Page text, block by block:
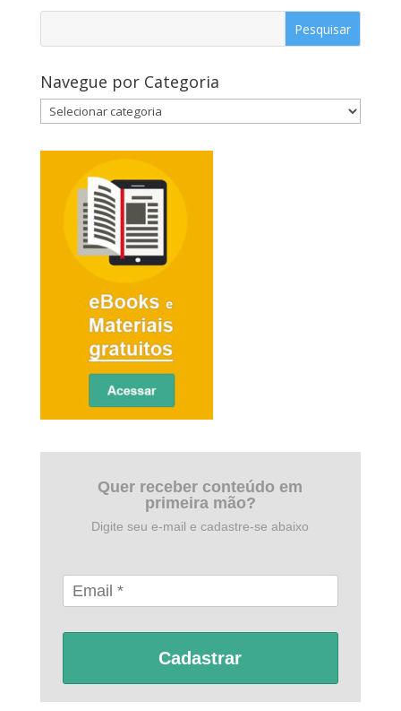
Navegue por Categoria
Quer receber conteúdo em
primeira mão?
Digite seu e-mail e cadastre-se abaixo
Cadastrar